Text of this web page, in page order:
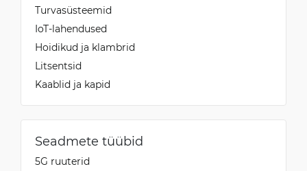
Turvasüsteemid
IoT-lahendused
Hoidikud ja klambrid
Litsentsid
Kaablid ja kapid
Seadmete tüübid
5G ruuterid